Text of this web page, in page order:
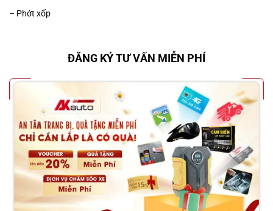
– Phớt xốp
ĐĂNG KÝ TƯ VẤN MIỄN PHÍ